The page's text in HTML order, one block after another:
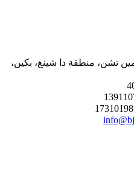
مين تشن، منطقة دا شينغ، بكين،